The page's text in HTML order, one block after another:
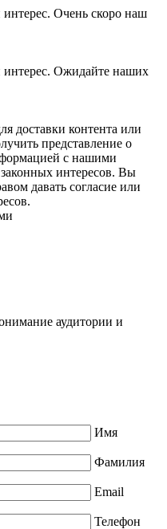
Очень скоро наш
интерес. Ожидайте наших
доставки контента или
представление о
с нашими
интересов. Вы
давать согласие или
аудитории и
Имя
Фамилия
Email
Телефон